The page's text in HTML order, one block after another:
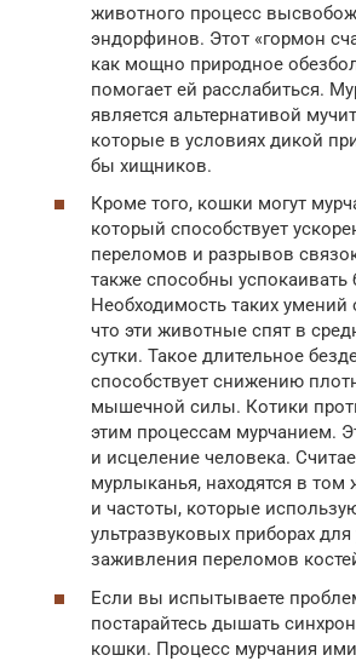
животного процесс
эндорфинов. Этот «гормон
как мощно природное
помогает ей расслабиться.
является альтернативой
которые в условиях дикой
бы хищников.
Кроме того, кошки могут
который способствует
переломов и разрывов
также способны
Необходимость таких умений
что эти животные спят в
сутки. Такое длительное
способствует снижению
мышечной силы. Котики
этим процессам мурчанием.
и исцеление человека.
мурлыканья, находятся в том
и частоты, которые
ультразвуковых приборах для
заживления переломов
Если вы испытываете
постарайтесь дышать
кошки. Процесс мурчания